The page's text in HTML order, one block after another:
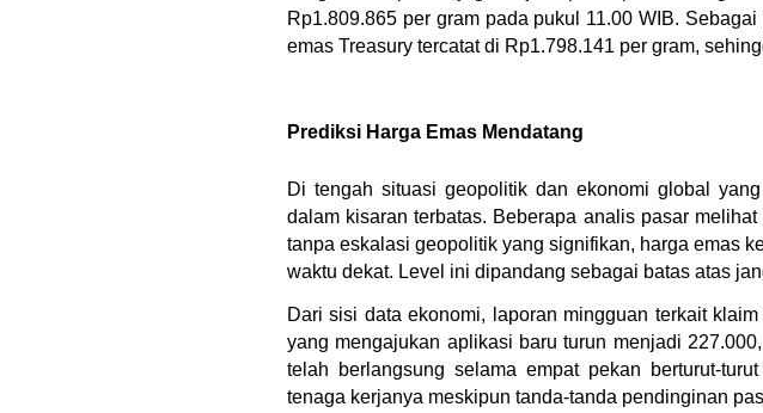
Rp1.809.865 per gram pada pukul 11.00 WIB.
emas Treasury tercatat di Rp1.798.141 per gram,
Prediksi Harga Emas Mendatang
Di tengah situasi geopolitik dan ekonomi global
dalam kisaran terbatas. Beberapa analis pasar
tanpa eskalasi geopolitik yang signifikan, harga emas
waktu dekat. Level ini dipandang sebagai batas atas
Dari sisi data ekonomi, laporan mingguan terkait
yang mengajukan aplikasi baru turun menjadi
telah berlangsung selama empat pekan berturut-
tenaga kerjanya meskipun tanda-tanda pendinginan